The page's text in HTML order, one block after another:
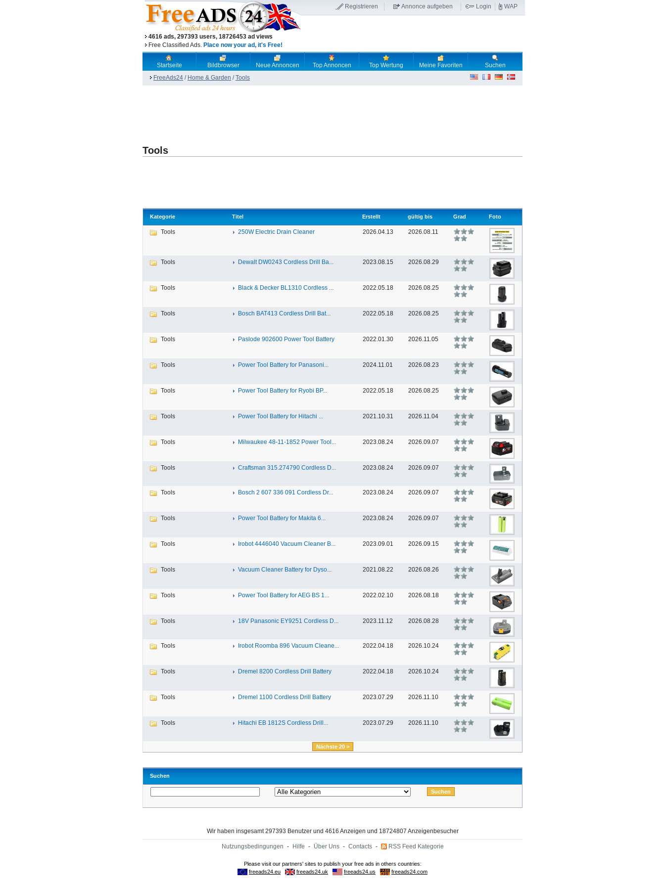
4616 ads, 297393 users, 18726453 ad views
Free Classified Ads. Place now your ad, it's Free!
Registrieren Annonce aufgeben Login WAP
Startseite Bildbrowser Neue Annoncen Top Annoncen Top Wertung Meine Favoriten
Suchen
FreeAds24 / Home & Garden /Tools
Tools
Kategorie Titel Erstellt gültig bis Grad Foto
Tools 250W Electric Drain Cleaner 2026.04.13 2026.08.11
Tools Dewalt DW0243 Cordless Drill Ba... 2023.08.15 2026.08.29
Tools Black & Decker BL1310 Cordless ... 2022.05.18 2026.08.25
Tools Bosch BAT413 Cordless Drill Bat... 2022.05.18 2026.08.25
Tools Paslode 902600 Power Tool Battery 2022.01.30 2026.11.05
Tools Power Tool Battery for Panasoni... 2024.11.01 2026.08.23
Tools Power Tool Battery for Ryobi BP... 2022.05.18 2026.08.25
Tools Power Tool Battery for Hitachi ... 2021.10.31 2026.11.04
Tools Milwaukee 48-11-1852 Power Tool... 2023.08.24 2026.09.07
Tools Craftsman 315.274790 Cordless D... 2023.08.24 2026.09.07
Tools Bosch 2 607 336 091 Cordless Dr... 2023.08.24 2026.09.07
Tools Power Tool Battery for Makita 6... 2023.08.24 2026.09.07
Tools Irobot 4446040 Vacuum Cleaner B... 2023.09.01 2026.09.15
Tools Vacuum Cleaner Battery for Dyso... 2021.08.22 2026.08.26
Tools Power Tool Battery for AEG BS 1... 2022.02.10 2026.08.18
Tools 18V Panasonic EY9251 Cordless D... 2023.11.12 2026.08.28
Tools Irobot Roomba 896 Vacuum Cleane... 2022.04.18 2026.10.24
Tools Dremel 8200 Cordless Drill Battery 2022.04.18 2026.10.24
Tools Dremel 1100 Cordless Drill Battery 2023.07.29 2026.11.10
Tools Hitachi EB 1812S Cordless Drill... 2023.07.29 2026.11.10
Nächste 20 >
Suchen
Wir haben insgesamt 297393 Benutzer und 4616 Anzeigen und 18724807 Anzeigenbesucher
Nutzungsbedingungen - Hilfe - Über Uns - Contacts - RSS Feed Kategorie